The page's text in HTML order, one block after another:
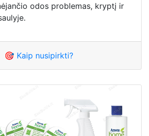
odos problemas, kryptį ir
🎯 Kaip nusipirkti?